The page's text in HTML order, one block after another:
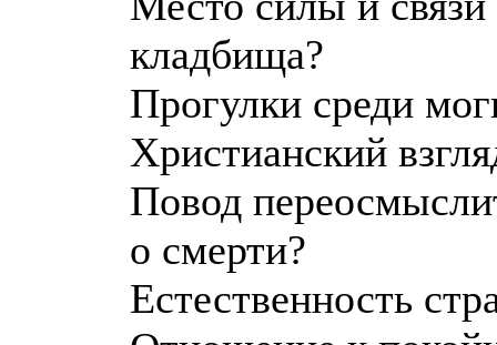
кладбища?
Прогулки среди
Христианский
Повод
о смерти?
Естественность